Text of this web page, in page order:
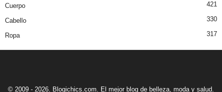
Cuerpo 421
Cabello 330
Ropa 317
© 2009 - 2026. Blogichics.com. El mejor blog de belleza, moda y salud.